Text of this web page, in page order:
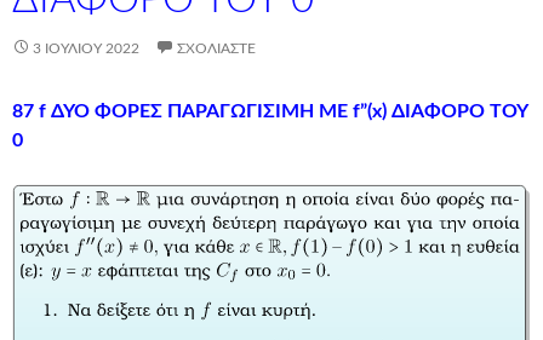
3 ΙΟΥΛΊΟΥ 2022 ΣΧΟΛΙΆΣΤΕ
87 f ΔΥΟ ΦΟΡΕΣ ΠΑΡΑΓΩΓΙΣΙΜΗ ΜΕ f”(x) ΔΙΑΦΟΡΟ ΤΟΥ
0